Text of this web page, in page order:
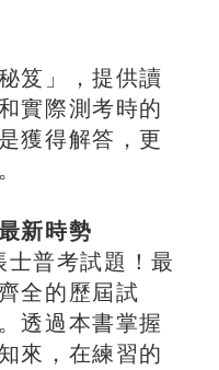
笈」，提供讀
實際測考時的
獲得解答，更
新時勢
普考試題！最
全的歷屆試
透過本書掌握
來，在練習的